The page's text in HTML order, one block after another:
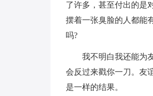
了许多，甚至付出的是
摆着一张臭脸的人都能
吗?
我不明白我还能为
会反过来戳你一刀。友
是一样的结果。